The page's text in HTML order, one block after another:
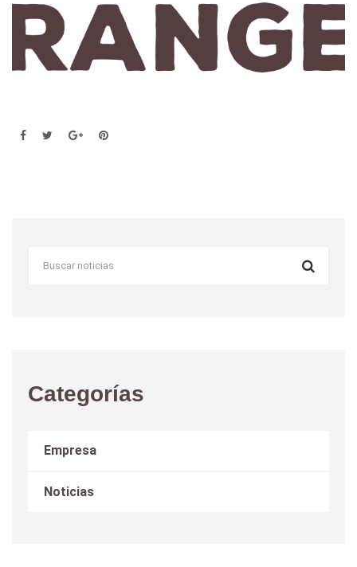
Categorías
Empresa
Noticias